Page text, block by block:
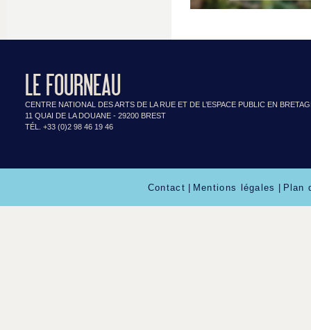
LE FOURNEAU
CENTRE NATIONAL DES ARTS DE LA RUE ET DE L’ESPACE PUBLIC EN
11 QUAI DE LA DOUANE - 29200 BREST
TÉL. +33 (0)2 98 46 19 46
Contact | Mentions légales | Plan